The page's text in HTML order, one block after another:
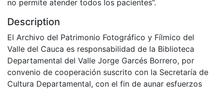
no permite atender todos los pacientes”.
Description
El Archivo del Patrimonio Fotográfico y Fílmico del
Valle del Cauca es responsabilidad de la Biblioteca
Departamental del Valle Jorge Garcés Borrero, por
convenio de cooperación suscrito con la Secretaría de
Cultura Departamental, con el fin de aunar esfuerzos